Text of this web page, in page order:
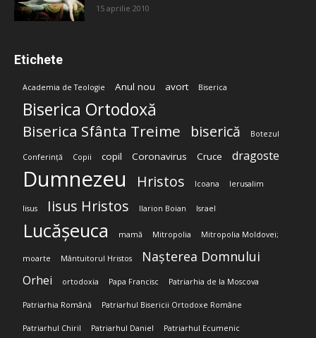
15 aprilie 2010
Etichete
Academia de Teologie Anul nou avort Biserica
Biserica Ortodoxă
Biserica Sfânta Treime biserică Botezul
Conferință Copii copil Coronavirus Cruce dragoste
Dumnezeu Hristos Icoana Ierusalim
Iisus Iisus Hristos Ilarion Boian Israel
Lucășeuca mamă Mitropolia Mitropolia Moldovei;
moarte Mântuitorul Hristos Nașterea Domnului
Orhei ortodoxia Papa Francisc Patriarhia de la Moscova
Patriarhia Română Patriarhul Bisericii Ortodoxe Române
Patriarhul Chiril Patriarhul Daniel Patriarhul Ecumenic